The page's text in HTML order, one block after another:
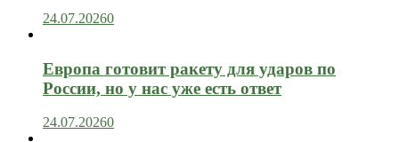
24.07.20260
Европа готовит ракету для ударов по
России, но у нас уже есть ответ
24.07.20260